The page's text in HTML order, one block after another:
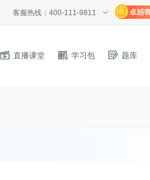
客服热线：400-111-9811
直播课堂 学习包 题库